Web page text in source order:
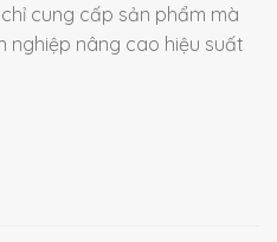
cung cấp sản phẩm mà
nghiệp nâng cao hiệu suất